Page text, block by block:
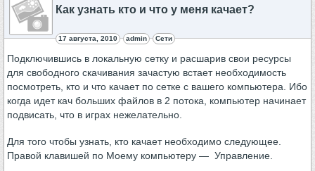
Как узнать кто и что у меня качает?
17 августа, 2010 admin Сети
Подключившись в локальную сетку и расшарив свои ресурсы
для свободного скачивания зачастую встает необходимость
посмотреть, кто и что качает по сетке с вашего компьютера. Ибо
когда идет кач больших файлов в 2 потока, компьютер начинает
подвисать, что в играх нежелательно.
Для того чтобы узнать, кто качает необходимо следующее.
Правой клавишей по Моему компьютеру — Управление.